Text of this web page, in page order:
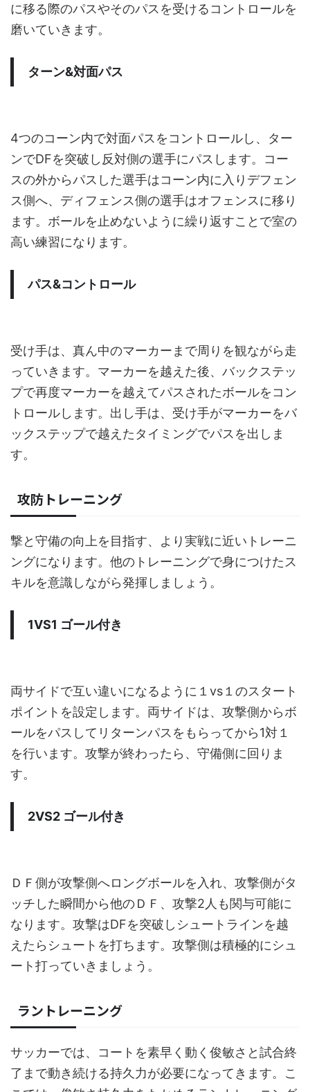
に移る際のパスやそのパスを受けるコントロールを
磨いていきます。
ターン&対面パス
4つのコーン内で対面パスをコントロールし、ター
ンでDFを突破し反対側の選手にパスします。コー
スの外からパスした選手はコーン内に入りデフェン
ス側へ、ディフェンス側の選手はオフェンスに移り
ます。ボールを止めないように繰り返すことで室の
高い練習になります。
パス&コントロール
受け手は、真ん中のマーカーまで周りを観ながら走
っていきます。マーカーを越えた後、バックステッ
プで再度マーカーを越えてパスされたボールをコン
トロールします。出し手は、受け手がマーカーをバ
ックステップで越えたタイミングでパスを出しま
す。
攻防トレーニング
撃と守備の向上を目指す、より実戦に近いトレーニ
ングになります。他のトレーニングで身につけたス
キルを意識しながら発揮しましょう。
1VS1 ゴール付き
両サイドで互い違いになるように１vs１のスタート
ポイントを設定します。両サイドは、攻撃側からボ
ールをパスしてリターンパスをもらってから1対１
を行います。攻撃が終わったら、守備側に回りま
す。
2VS2 ゴール付き
ＤＦ側が攻撃側へロングボールを入れ、攻撃側がタ
ッチした瞬間から他のＤＦ、攻撃2人も関与可能に
なります。攻撃はDFを突破しシュートラインを越
えたらシュートを打ちます。攻撃側は積極的にシュ
ート打っていきましょう。
ラントレーニング
サッカーでは、コートを素早く動く俊敏さと試合終
了まで動き続ける持久力が必要になってきます。こ